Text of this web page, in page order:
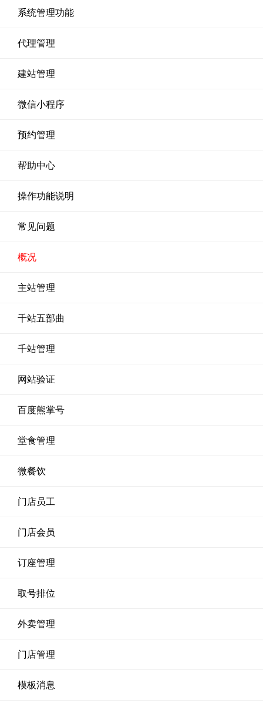
系统管理功能
代理管理
建站管理
微信小程序
预约管理
帮助中心
操作功能说明
常见问题
概况
主站管理
千站五部曲
千站管理
网站验证
百度熊掌号
堂食管理
微餐饮
门店员工
门店会员
订座管理
取号排位
外卖管理
门店管理
模板消息